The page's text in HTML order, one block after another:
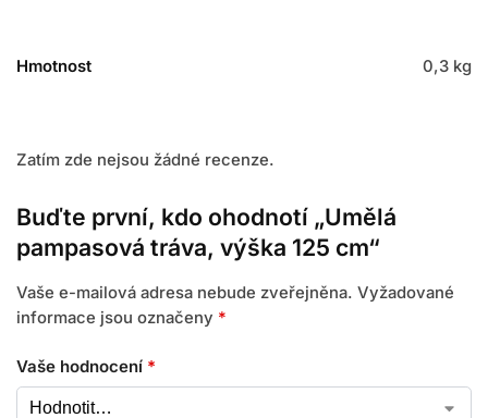
Hmotnost 0,3 kg
Zatím zde nejsou žádné recenze.
Buďte první, kdo ohodnotí „Umělá
pampasová tráva, výška 125 cm“
Vaše e-mailová adresa nebude zveřejněna. Vyžadované
informace jsou označeny *
Vaše hodnocení *